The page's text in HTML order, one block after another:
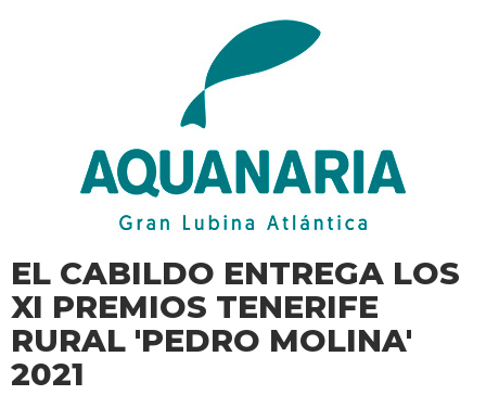
EL CABILDO ENTREGA LOS
XI PREMIOS TENERIFE
RURAL 'PEDRO MOLINA'
2021